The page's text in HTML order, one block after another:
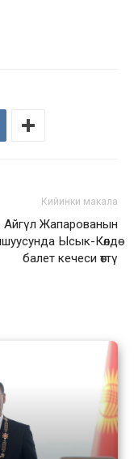
Кийинки макала
Айгүл Жапарованын
Ысык-Көлдө
балет кечеси өттү